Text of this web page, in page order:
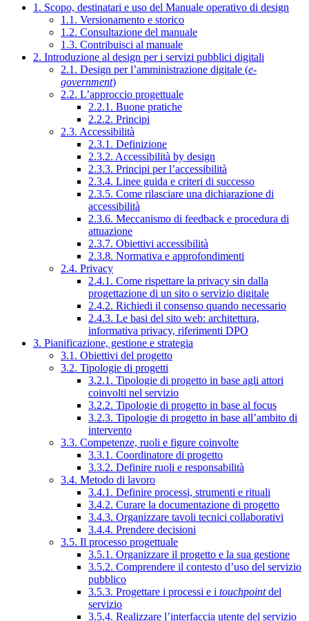
1. Scopo, destinatari e uso del Manuale operativo di design
1.1. Versionamento e storico
1.2. Consultazione del manuale
1.3. Contribuisci al manuale
2. Introduzione al design per i servizi pubblici digitali
2.1. Design per l’amministrazione digitale (e-
government)
2.2. L’approccio progettuale
2.2.1. Buone pratiche
2.2.2. Principi
2.3. Accessibilità
2.3.1. Definizione
2.3.2. Accessibilità by design
2.3.3. Principi per l’accessibilità
2.3.4. Linee guida e criteri di successo
2.3.5. Come rilasciare una dichiarazione di
accessibilità
2.3.6. Meccanismo di feedback e procedura di
attuazione
2.3.7. Obiettivi accessibilità
2.3.8. Normativa e approfondimenti
2.4. Privacy
2.4.1. Come rispettare la privacy sin dalla
progettazione di un sito o servizio digitale
2.4.2. Richiedi il consenso quando necessario
2.4.3. Le basi del sito web: architettura,
informativa privacy, riferimenti DPO
3. Pianificazione, gestione e strategia
3.1. Obiettivi del progetto
3.2. Tipologie di progetti
3.2.1. Tipologie di progetto in base agli attori
coinvolti nel servizio
3.2.2. Tipologie di progetto in base al focus
3.2.3. Tipologie di progetto in base all’ambito di
intervento
3.3. Competenze, ruoli e figure coinvolte
3.3.1. Coordinatore di progetto
3.3.2. Definire ruoli e responsabilità
3.4. Metodo di lavoro
3.4.1. Definire processi, strumenti e rituali
3.4.2. Curare la documentazione di progetto
3.4.3. Organizzare tavoli tecnici collaborativi
3.4.4. Prendere decisioni
3.5. Il processo progettuale
3.5.1. Organizzare il progetto e la sua gestione
3.5.2. Comprendere il contesto d’uso del servizio
pubblico
3.5.3. Progettare i processi e i touchpointdel
servizio
3.5.4. Realizzare l’interfaccia utente del servizio